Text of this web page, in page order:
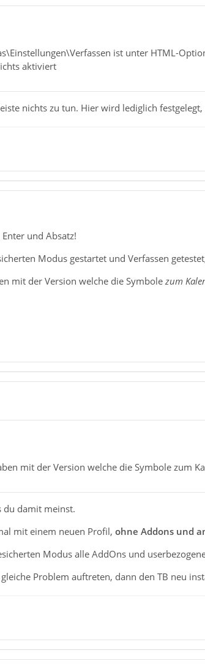
ist unter HTML-
aktiviert
nichts zu tun. Hier wird lediglich
und Absatz!
Modus gestartet und Verfassen
mit der Version welche die Symbole zum
mit der Version welche die Symbole zum
du damit meinst.
mit einem neuen Profil, ohne Addons und
Modus alle AddOns und
Problem auftreten, dann den TB neu